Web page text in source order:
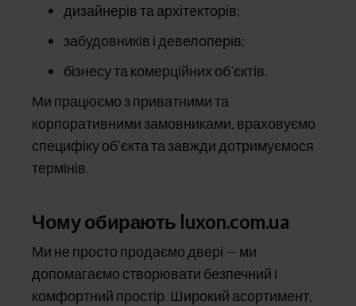
дизайнерів та архітекторів;
забудовників і девелоперів;
бізнесу та комерційних об’єктів.
Ми працюємо з приватними та
корпоративними замовниками, враховуємо
специфіку об’єкта та завжди дотримуємося
термінів.
Чому обирають luxon.com.ua
Ми не просто продаємо двері — ми
допомагаємо створювати безпечний і
комфортний простір. Широкий асортимент,